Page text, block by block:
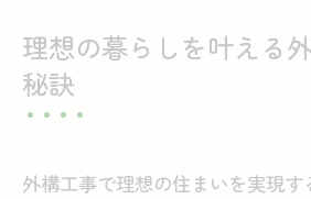
理想の暮らしを叶える
秘訣
外構工事で理想の住まいを実現す